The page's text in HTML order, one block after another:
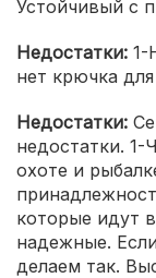
Устойчивый с
Недостатки: 1-
нет крючка для
Недостатки:
недостатки.
охоте и
которые идут
надежные.
делаем так.